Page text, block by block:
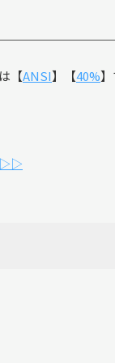
【ANSI】【40%
▷▷